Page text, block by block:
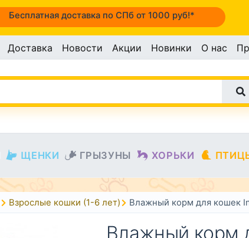
Бесплатная доставка по СПб от 1000 руб!*
Доставка Новости Акции Новинки О нас
ЩЕНКИ ГРЫЗУНЫ ХОРЬКИ
Взрослые кошки (1-6 лет) Влажный корм для кошек
Влажный корм